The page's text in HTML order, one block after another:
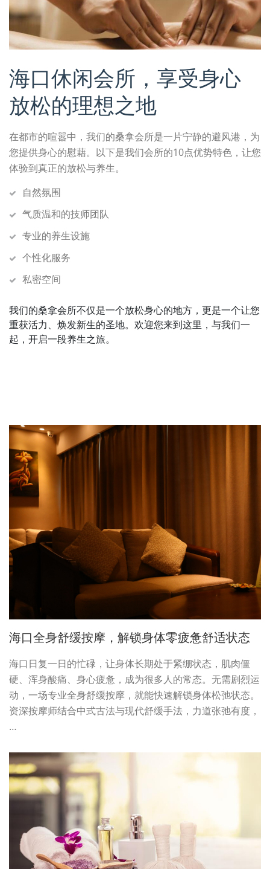
海口休闲会所，享受身心
放松的理想之地
在都市的喧嚣中，我们的桑拿会所是一片宁静的避风港，为
您提供身心的慰藉。以下是我们会所的10点优势特色，让您
体验到真正的放松与养生。
自然氛围
气质温和的技师团队
专业的养生设施
个性化服务
私密空间
我们的桑拿会所不仅是一个放松身心的地方，更是一个让您
重获活力、焕发新生的圣地。欢迎您来到这里，与我们一
起，开启一段养生之旅。
海口全身舒缓按摩，解锁身体零疲惫舒适状态
海口日复一日的忙碌，让身体长期处于紧绷状态，肌肉僵
硬、浑身酸痛、身心疲惫，成为很多人的常态。无需剧烈运
动，一场专业全身舒缓按摩，就能快速解锁身体松弛状态。
资深按摩师结合中式古法与现代舒缓手法，力道张弛有度，
…